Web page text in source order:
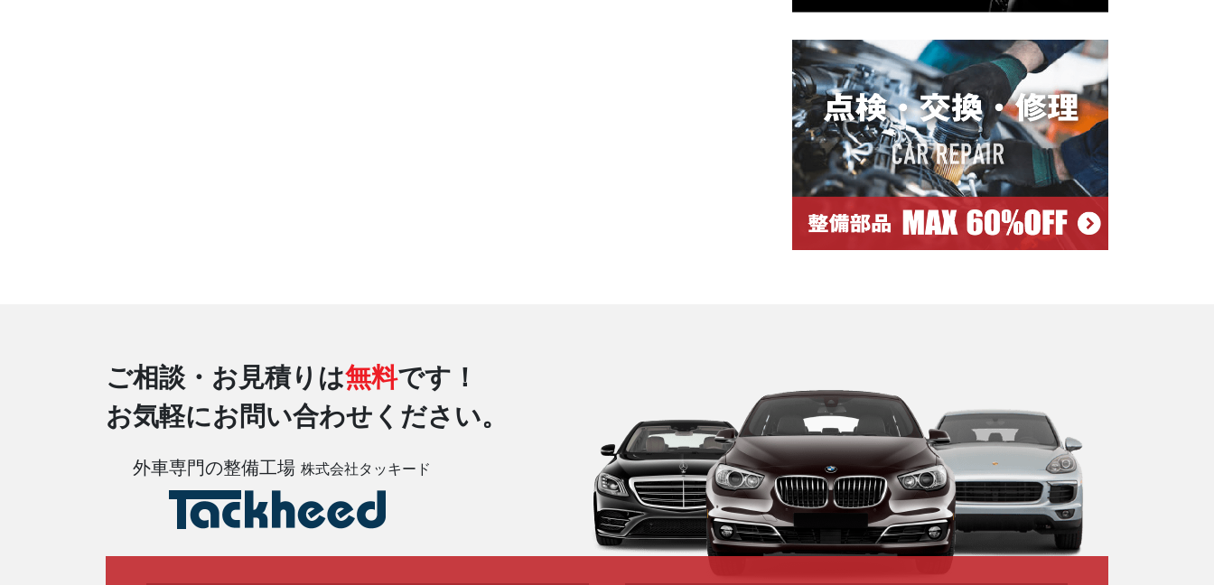
ご相談・お見積りは無料です！
お気軽にお問い合わせください。
外車専門の整備工場 株式会社タッキード